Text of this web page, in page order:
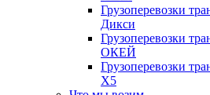
Грузоперевозки
Дикси
Грузоперевозки
ОКЕЙ
Грузоперевозки
X5